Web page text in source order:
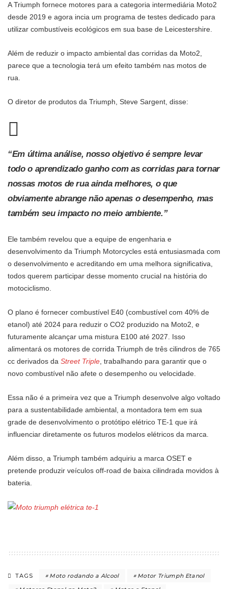
A Triumph fornece motores para a categoria intermediária Moto2
desde 2019 e agora incia um programa de testes dedicado para
utilizar combustíveis ecológicos em sua base de Leicestershire.
Além de reduzir o impacto ambiental das corridas da Moto2,
parece que a tecnologia terá um efeito também nas motos de
rua.
O diretor de produtos da Triumph, Steve Sargent, disse:
“Em última análise, nosso objetivo é sempre levar
todo o aprendizado ganho com as corridas para tornar
nossas motos de rua ainda melhores, o que
obviamente abrange não apenas o desempenho, mas
também seu impacto no meio ambiente.”
Ele também revelou que a equipe de engenharia e
desenvolvimento da Triumph Motorcycles está entusiasmada com
o desenvolvimento e acreditando em uma melhora significativa,
todos querem participar desse momento crucial na história do
motociclismo.
O plano é fornecer combustível E40 (combustível com 40% de
etanol) até 2024 para reduzir o CO2 produzido na Moto2, e
futuramente alcançar uma mistura E100 até 2027. Isso
alimentará os motores de corrida Triumph de três cilindros de 765
cc derivados da Street Triple , trabalhando para garantir que o
novo combustível não afete o desempenho ou velocidade.
Essa não é a primeira vez que a Triumph desenvolve algo voltado
para a sustentabilidade ambiental, a montadora tem em sua
grade de desenvolvimento o protótipo elétrico TE-1 que irá
influenciar diretamente os futuros modelos elétricos da marca.
Além disso, a Triumph também adquiriu a marca OSET e
pretende produzir veículos off-road de baixa cilindrada movidos à
bateria.
TAGS Moto rodando a Alcool
Motor Triumph Etanol